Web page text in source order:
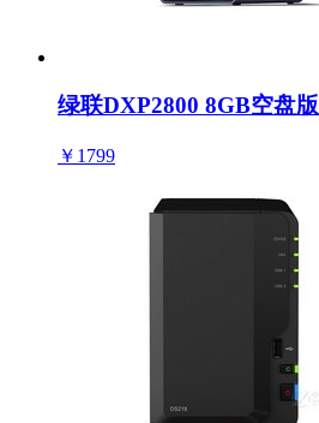
绿联DXP2800 8GB空盘版
￥1799